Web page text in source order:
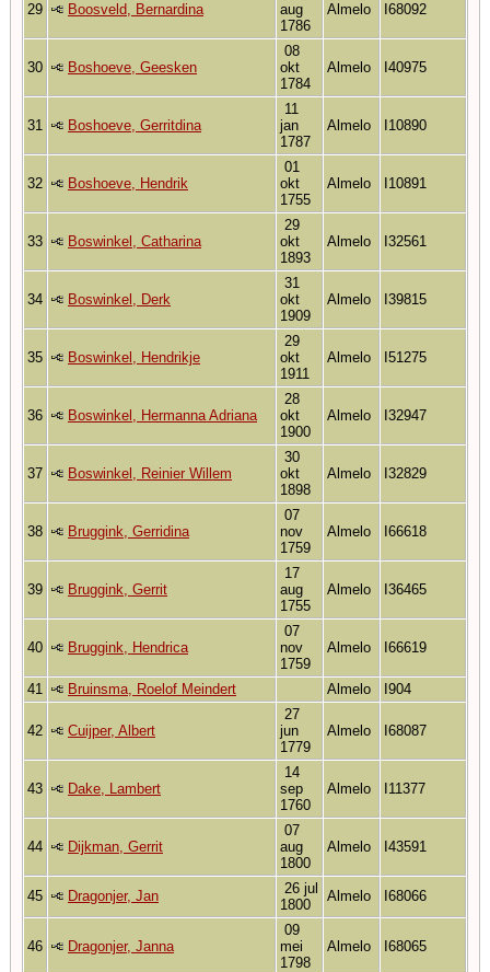
29 Boosveld, Bernardina
aug
1786
Almelo I68092
30 Boshoeve, Geesken
08
okt
1784
Almelo I40975
31 Boshoeve, Gerritdina
11
jan
1787
Almelo I10890
32 Boshoeve, Hendrik
01
okt
1755
Almelo I10891
33 Boswinkel, Catharina
29
okt
1893
Almelo I32561
34 Boswinkel, Derk
31
okt
1909
Almelo I39815
35 Boswinkel, Hendrikje
29
okt
1911
Almelo I51275
36 Boswinkel, Hermanna Adriana
28
okt
1900
Almelo I32947
37 Boswinkel, Reinier Willem
30
okt
1898
Almelo I32829
38 Bruggink, Gerridina
07
nov
1759
Almelo I66618
39 Bruggink, Gerrit
17
aug
1755
Almelo I36465
40 Bruggink, Hendrica
07
nov
1759
Almelo I66619
41 Bruinsma, Roelof Meindert Almelo I904
42 Cuijper, Albert
27
jun
1779
Almelo I68087
43 Dake, Lambert
14
sep
1760
Almelo I11377
44 Dijkman, Gerrit
07
aug
1800
Almelo I43591
45 Dragonjer, Jan
26 jul
1800
Almelo I68066
46 Dragonjer, Janna
09
mei
1798
Almelo I68065